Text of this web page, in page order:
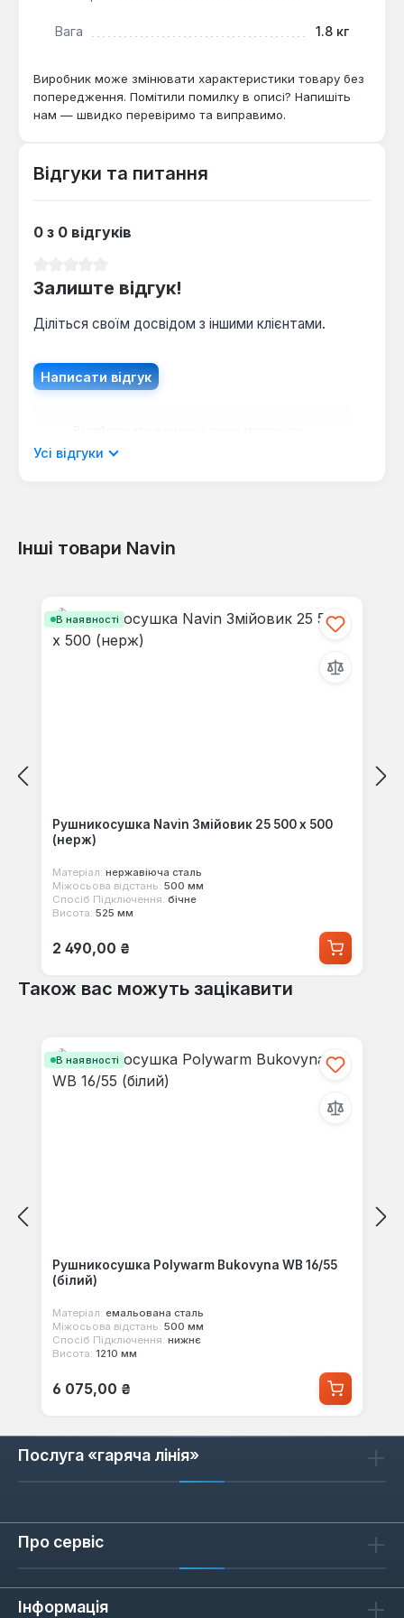
Вага 1.8 кг
Виробник може змінювати характеристики товару без
попередження. Помітили помилку в описі? Напишіть
нам — швидко перевіримо та виправимо.
Відгуки та питання
0 з 0 відгуків
Залиште відгук!
Діліться своїм досвідом з іншими клієнтами.
Написати відгук
мовою.
Відгуків не знайдено. Поділіться
Усі відгуки
Інші товари Navin
В наявності
Рушникосушка Navin Змійовик 25 500 х 500
(нерж)
Матеріал: нержавіюча сталь
Міжосьова відстань: 500 мм
Спосіб Підключення: бічне
Висота: 525 мм
Звичайна ціна:
2 490,00 ₴
Також вас можуть зацікавити
В наявності
Рушникосушка Polywarm Bukovyna WB 16/55
(білий)
Матеріал: емальована сталь
Міжосьова відстань: 500 мм
Спосіб Підключення: нижнє
Висота: 1210 мм
Звичайна ціна:
6 075,00 ₴
Послуга «гаряча лінія»
Про сервіс
Інформація